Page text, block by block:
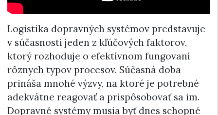
Logistika dopravných systémov predstavuje
v súčasnosti jeden z kľúčových faktorov,
ktorý rozhoduje o efektívnom fungovaní
rôznych typov procesov. Súčasná doba
prináša mnohé výzvy, na ktoré je potrebné
adekvátne reagovať a prispôsobovať sa im.
Dopravné systémy musia byť dnes schopné